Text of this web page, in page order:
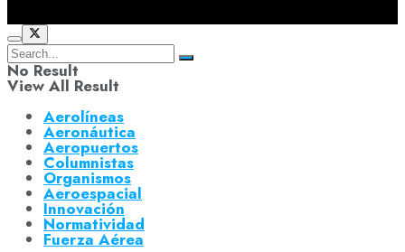
No Result
View All Result
Aerolíneas
Aeronáutica
Aeropuertos
Columnistas
Organismos
Aeroespacial
Innovación
Normatividad
Fuerza Aérea